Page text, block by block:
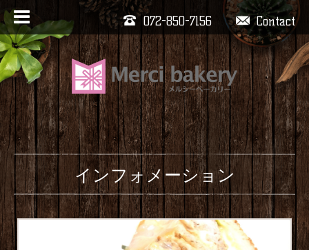
Contact
072-850-7156
インフォメーション